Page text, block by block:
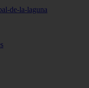
de-la-laguna